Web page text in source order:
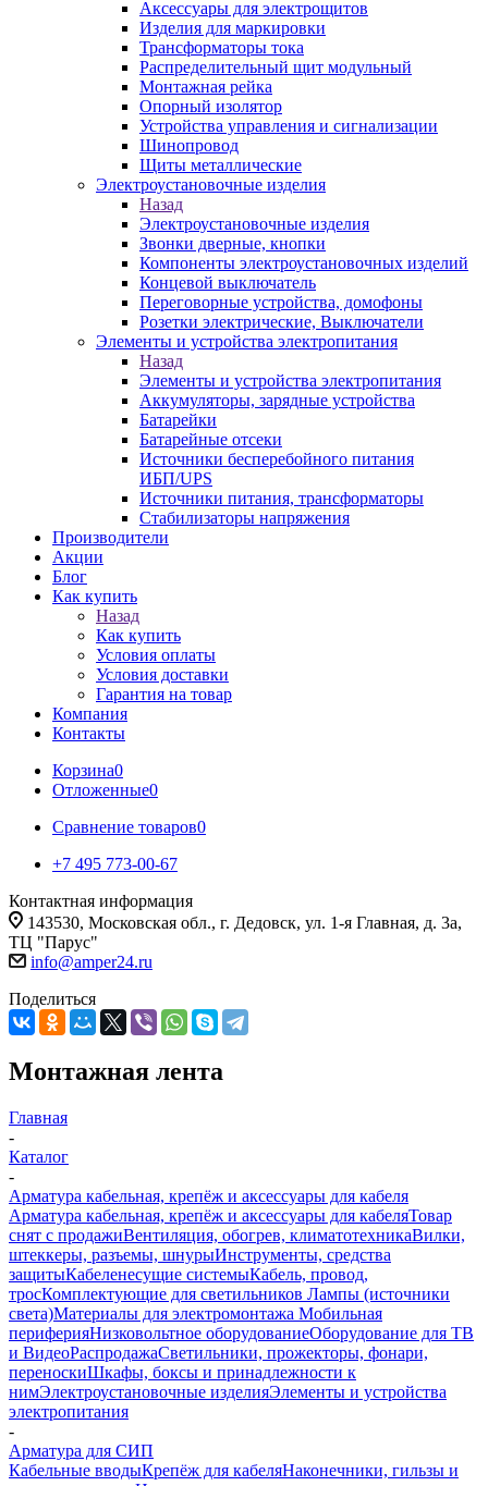
Аксессуары для электрощитов
Изделия для маркировки
Трансформаторы тока
Распределительный щит модульный
Монтажная рейка
Опорный изолятор
Устройства управления и сигнализации
Шинопровод
Щиты металлические
Электроустановочные изделия
Назад
Электроустановочные изделия
Звонки дверные, кнопки
Компоненты электроустановочных изделий
Концевой выключатель
Переговорные устройства, домофоны
Розетки электрические, Выключатели
Элементы и устройства электропитания
Назад
Элементы и устройства электропитания
Аккумуляторы, зарядные устройства
Батарейки
Батарейные отсеки
Источники бесперебойного питания
ИБП/UPS
Источники питания, трансформаторы
Стабилизаторы напряжения
Производители
Акции
Блог
Как купить
Назад
Как купить
Условия оплаты
Условия доставки
Гарантия на товар
Компания
Контакты
Корзина0
Отложенные0
Сравнение товаров0
+7 495 773-00-67
Контактная информация
143530, Московская обл., г. Дедовск, ул. 1-я Главная, д. 3а,
ТЦ "Парус"
info@amper24.ru
Поделиться
Монтажная лента
Главная
-
Каталог
-
Арматура кабельная, крепёж и аксессуары для кабеля
Арматура кабельная, крепёж и аксессуары для кабеляТовар
снят с продажиВентиляция, обогрев, климатотехникаВилки,
штеккеры, разъемы, шнурыИнструменты, средства
защитыКабеленесущие системыКабель, провод,
тросКомплектующие для светильников Лампы (источники
света)Материалы для электромонтажа Мобильная
периферияНизковольтное оборудованиеОборудование для ТВ
и ВидеоРаспродажаСветильники, прожекторы, фонари,
переноскиШкафы, боксы и принадлежности к
нимЭлектроустановочные изделияЭлементы и устройства
электропитания
-
Арматура для СИП
Кабельные вводыКрепёж для кабеляНаконечники, гильзы и